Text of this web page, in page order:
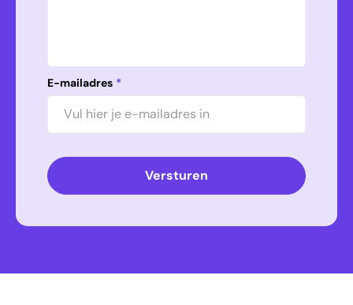
E-mailadres *
Versturen